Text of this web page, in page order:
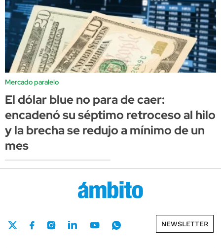
Mercado paralelo
El dólar blue no para de caer:
encadenó su séptimo retroceso al hilo
y la brecha se redujo a mínimo de un
mes
NEWSLETTER